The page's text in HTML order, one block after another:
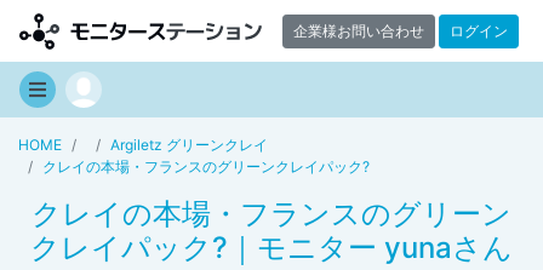
企業様お問い合わせ ログイン
HOME
Argiletz グリーンクレイ
クレイの本場・フランスのグリーンクレイパック?
クレイの本場・フランスのグリーン
クレイパック?｜モニター yunaさん